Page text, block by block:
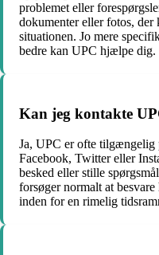
problemet eller
dokumenter eller fotos,
situationen. Jo mere
bedre kan UPC hjælpe dig.
Kan jeg kontakte
Ja, UPC er ofte tilgængelig
Facebook, Twitter eller
besked eller stille
forsøger normalt at
inden for en rimelig